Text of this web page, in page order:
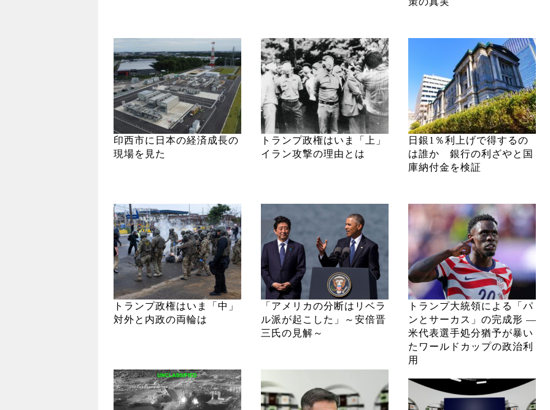
印西市に日本の経済成長の
現場を見た
トランプ政権はいま「上」
イラン攻撃の理由とは
日銀1％利上げで得するの
は誰か 銀行の利ざやと国
庫納付金を検証
トランプ政権はいま「中」
対外と内政の両輪は
「アメリカの分断はリベラ
ル派が起こした」～安倍晋
三氏の見解～
トランプ大統領による「パ
ンとサーカス」の完成形 ―
米代表選手処分猶予が暴い
たワールドカップの政治利
用